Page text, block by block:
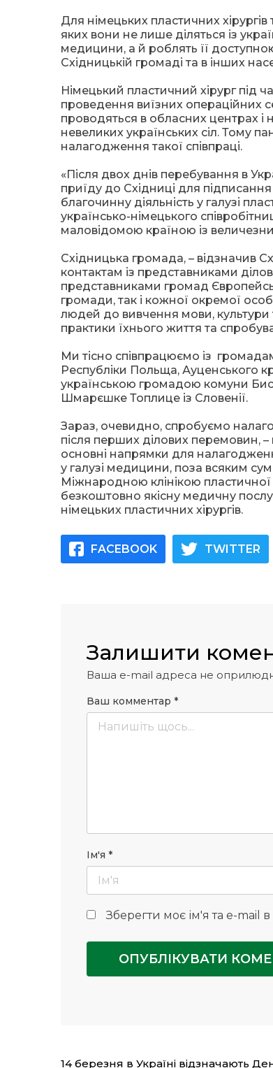
Для німецьких пластичних хірургів
яких вони не лише діляться із
медицини, а й роблять її
Східницькій громаді та в інших
Німецький пластичний хірург під
проведення виїзних операційних
проводяться в обласних центрах і
невеликих українських сіл. Тому
налагодження такої співпраці.
«Після двох днів перебування в
приїду до Східниці для
благочинну діяльність у галузі
українсько-німецького
маловідомою країною із
Східницька громада, – відзначив
контактам із представниками
представниками громад
громади, так і кожної окремої
людей до вивчення мови, культури
практики їхнього життя та
Ми тісно співпрацюємо із
Республіки Польща, Ауценського
українською громадою комуни
Шмарєшке Топлице із Словенії.
Зараз, очевидно, спробуємо
після перших ділових перемовин,
основні напрямки для
у галузі медицини, поза всяким
Міжнародною клінікою
безкоштовно якісну медичну
німецьких пластичних хірургів.
FACEBOOK TWITTER
Залишити
Ваша e-mail адреса не
Ваш комментар *
Ім'я *
Зберегти моє ім'я та e-mail
14 березня в Україні відзначають